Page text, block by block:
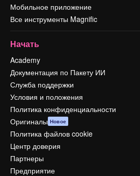
Мобильное приложение
Все инструменты Magnific
Начать
Academy
Документация по Пакету ИИ
Служба поддержки
Условия и положения
Политика конфиденциальности
Оригиналы Новое
Политика файлов cookie
Центр доверия
Партнеры
Предприятие